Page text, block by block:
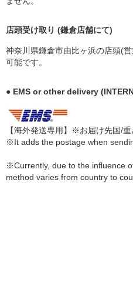
店頭受け取り (鎌倉店舗にて)
神奈川県鎌倉市由比ヶ浜の店頭(
可能です。
● EMS or other delivery
【海外発送専用】※お届け先国/重
※It adds the postage when
※Currently, due to the influence
method varies from country to